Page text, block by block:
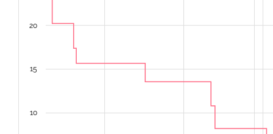
10
15
20